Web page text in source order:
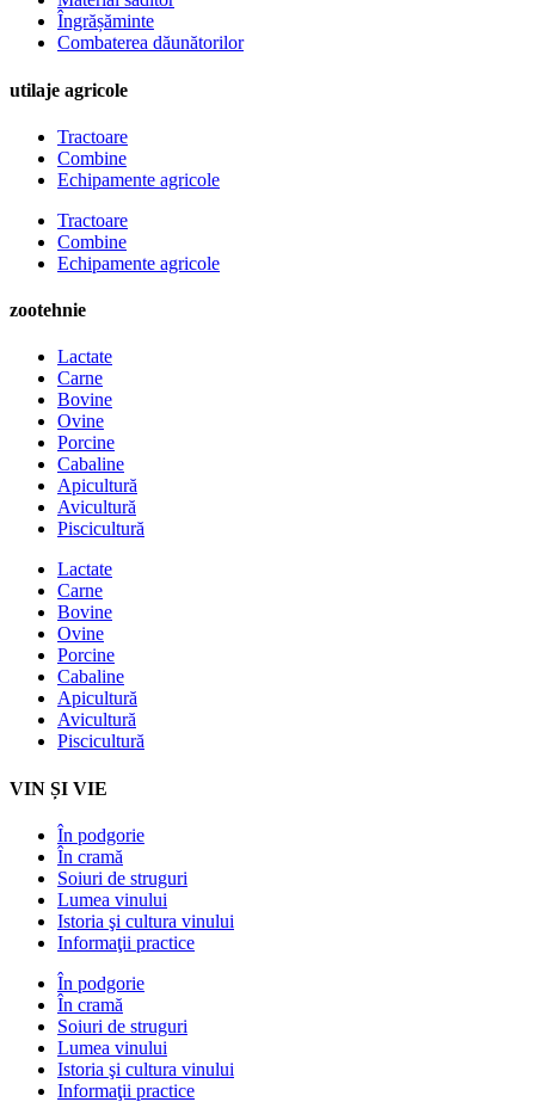
Îngrășăminte
Combaterea dăunătorilor
utilaje agricole
Tractoare
Combine
Echipamente agricole
Tractoare
Combine
Echipamente agricole
zootehnie
Lactate
Carne
Bovine
Ovine
Porcine
Cabaline
Apicultură
Avicultură
Piscicultură
Lactate
Carne
Bovine
Ovine
Porcine
Cabaline
Apicultură
Avicultură
Piscicultură
VIN ȘI VIE
În podgorie
În cramă
Soiuri de struguri
Lumea vinului
Istoria şi cultura vinului
Informaţii practice
În podgorie
În cramă
Soiuri de struguri
Lumea vinului
Istoria şi cultura vinului
Informaţii practice